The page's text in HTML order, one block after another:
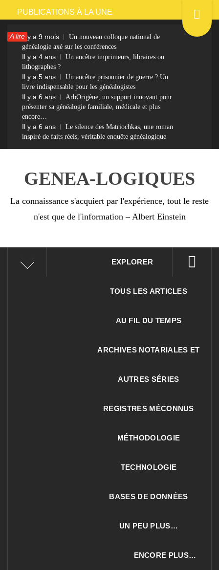
Passer
contenu
PUBLICATIONS À LA UNE
A lireIl y a 9 mois
Un nouveau colloque national de
généalogie axé sur les conférences
Il y a 4 ans
Un ancêtre imprimeurs, libraires ou
lithographes ?
Il y a 5 ans
Un ancêtre prisonnier de guerre ? Un
livre indispensable pour les généalogistes
Il y a 6 ans
ArbOrigène, un support innovant pour
présenter sa généalogie familiale, médicale et plus
encore…
Il y a 6 ans
Le silence des Matriochkas, une roman
inspiré de faits réels, véritable enquête généalogique
GENEA-LOGIQUES
La connaissance s'acquiert par l'expérience, tout le reste
n'est que de l'information – Albert Einstein
EXPLORER
TOUS LES ARTICLES
AU FIL DU TEMPS
ARCHIVES NOTARIALES ET
AUTRES SÉRIES
REGISTRES MÉCONNUS
MÉTHODOLOGIE
TECHNOLOGIE
BASES DE DONNÉES
UN PEU PLUS…
ENCORE PLUS…